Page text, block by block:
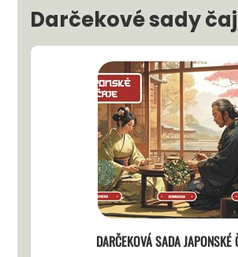
Darčekové sady
DARČEKOVÁ SADA JAPONSKÉ